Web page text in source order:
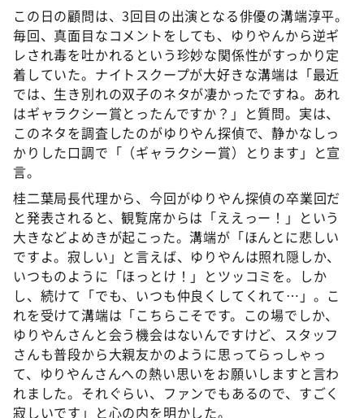
この日の顧問は、3回目の出演となる俳優の溝端淳平。
毎回、真面目なコメントをしても、ゆりやんから逆ギ
レされ毒を吐かれるという珍妙な関係性がすっかり定
着していた。ナイトスクープが大好きな溝端は「最近
では、生き別れの双子のネタが凄かったですね。あれ
はギャラクシー賞とったんですか？」と質問。実は、
このネタを調査したのがゆりやん探偵で、静かなしっ
かりした口調で「（ギャラクシー賞）とります」と宣
言。
桂二葉局長代理から、今回がゆりやん探偵の卒業回だ
と発表されると、観覧席からは「ええっー！」という
大きなどよめきが起こった。溝端が「ほんとに悲しい
ですよ。寂しい」と言えば、ゆりやんは照れ隠しか、
いつものように「ほっとけ！」とツッコミを。しか
し、続けて「でも、いつも仲良くしてくれて…」。こ
れを受けて溝端は「こちらこそです。この場でしか、
ゆりやんさんと会う機会はないんですけど、スタッフ
さんも普段から大親友かのように思ってらっしゃっ
て、ゆりやんさんへの熱い思いをお願いしますと言わ
れました。それぐらい、ファンでもあるので、すごく
寂しいです」と心の内を明かした。